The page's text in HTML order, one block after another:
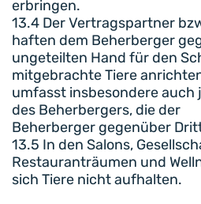
erbringen.
13.4 Der Vertragspartner
haften dem Beherberger
ungeteilten Hand für den
mitgebrachte Tiere
umfasst insbesondere auch
des Beherbergers, die der
Beherberger gegenüber
13.5 In den Salons,
Restauranträumen und
sich Tiere nicht aufhalten.